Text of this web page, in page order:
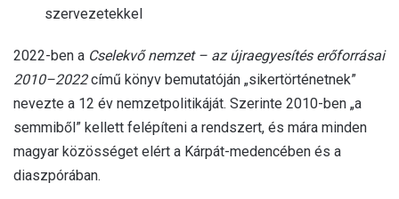
szervezetekkel
2022-ben a Cselekvő nemzet – az újraegyesítés erőforrásai
2010–2022című könyv bemutatóján „sikertörténetnek”
nevezte a 12 év nemzetpolitikáját. Szerinte 2010-ben „a
semmiből” kellett felépíteni a rendszert, és mára minden
magyar közösséget elért a Kárpát-medencében és a
diaszpórában.